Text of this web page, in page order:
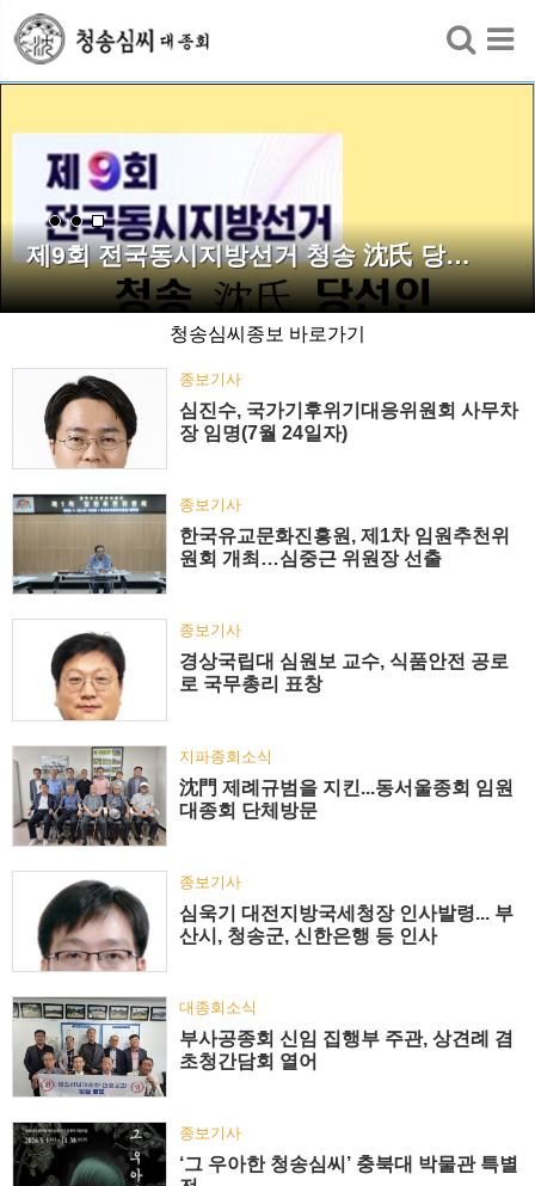
제9회 전국동시지방선거 청송 沈氏 당…
청송심씨종보 바로가기
종보기사
심진수, 국가기후위기대응위원회 사무차
장 임명(7월 24일자)
종보기사
한국유교문화진흥원, 제1차 임원추천위
원회 개최…심중근 위원장 선출
종보기사
경상국립대 심원보 교수, 식품안전 공로
로 국무총리 표창
지파종회소식
沈門 제례규범을 지킨...동서울종회 임원
대종회 단체방문
종보기사
심욱기 대전지방국세청장 인사발령... 부
산시, 청송군, 신한은행 등 인사
대종회소식
부사공종회 신임 집행부 주관, 상견례 겸
초청간담회 열어
종보기사
‘그 우아한 청송심씨’ 충북대 박물관 특별